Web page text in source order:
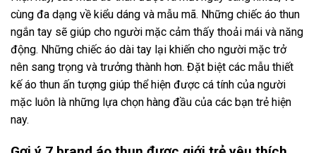
cùng đa dạng về kiểu dáng và mẫu mã. Những chiếc áo thun
ngắn tay sẽ giúp cho người mặc cảm thấy thoải mái và năng
động. Những chiếc áo dài tay lại khiến cho người mặc trở
nên sang trọng và trưởng thành hơn. Đặt biệt các mẫu thiết
kế áo thun ấn tượng giúp thể hiện được cá tính của người
mặc luôn là những lựa chọn hàng đầu của các bạn trẻ hiện
nay.